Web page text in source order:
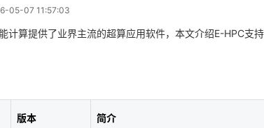
出海，通达全球！
“一云多芯、一云多态”,国产
国产操作系统及硬件芯片支持
惠，2核4G只要1.8折起！
奖励
05-07 11:57:03
计算提供了业界主流的超算应用软件，本文介绍E-HPC支持
版本 简介